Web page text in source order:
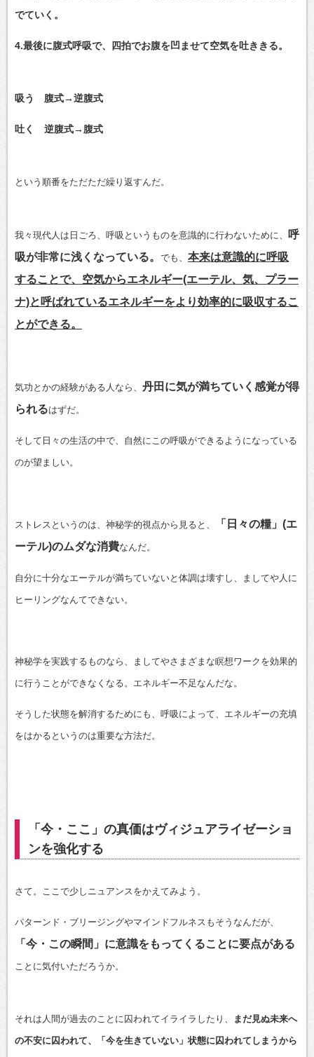
でていく。
4.最後に腹式呼吸で、四拍でお腹を凹ませて空気を吐ききる。
吸う 腹式→逆腹式
吐く 逆腹式→腹式
という順番をただただ繰り返すんだ。
我々現代人は日ごろ、呼吸というものを意識的に行わないために、
呼
吸が非常に浅くなっている。 でも、 本来は意識的に呼吸
することで、空気からエネルギー(エーテル、気、プラー
ナ)と呼ばれているエネルギーをより効率的に吸収するこ
とができる。
気功とかの経験がある人なら、 丹田に気が満ちていく感覚が得
られるはずだ。
そして日々の生活の中で、自然にこの呼吸ができるようになっている
のが望ましい。
ストレスというのは、神秘学的視点から見ると、
「日々の糧」(エ
ーテル)のムダな消費なんだ。
自分に十分なエーテルが満ちていないと体調は壊すし、ましてや人に
ヒーリングなんてできない。
神秘学を実践するものなら、ましてやさまざまな瞑想ワークを効果的
に行うことができなくなる。エネルギー不足なんだな。
そうした状態を解消するためにも、呼吸によって、エネルギーの充填
をはかるというのは重要な方法だ。
「今・ここ」の真価はヴィジュアライゼーショ
ンを強化する
さて。ここで少しニュアンスをかえてみよう。
パターンド・ブリージングやマインドフルネスもそうなんだが、
「今・この瞬間」に意識をもってくることに要点がある
ことに気付いただろうか。
それは人間が過去のことに囚われてイライラしたり、 まだ見ぬ未来へ
の不安に囚われて、「今を生きていない」状態に囚われてしまうから